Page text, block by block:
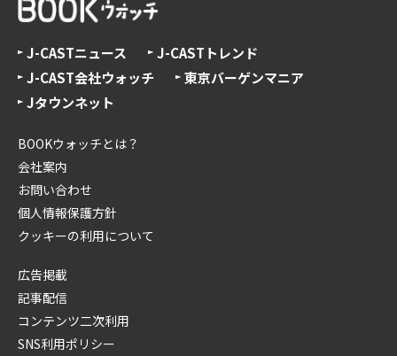
J-CASTニュース
J-CASTトレンド
J-CAST会社ウォッチ
東京バーゲンマニア
Jタウンネット
BOOKウォッチとは？
会社案内
お問い合わせ
個人情報保護方針
クッキーの利用について
広告掲載
記事配信
コンテンツ二次利用
SNS利用ポリシー